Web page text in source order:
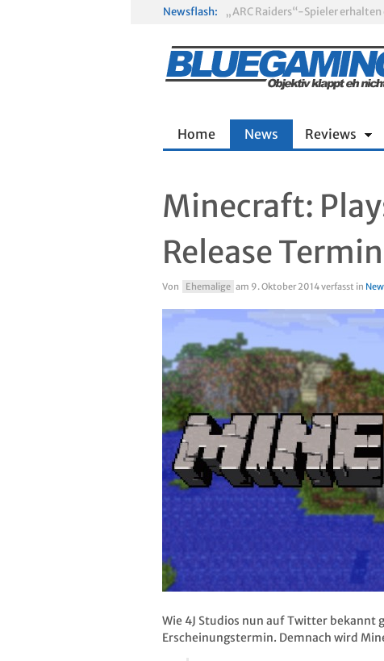
Newsflash:
Home News Reviews
Minecraft:
Release Termin
Von Ehemalige am 9. Oktober 2014verfasst in
Wie 4J Studios nun auf Twitter bekannt
Erscheinungstermin. Demnach wird